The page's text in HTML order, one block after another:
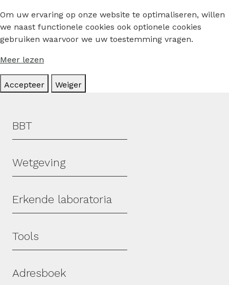
Om uw ervaring op onze website te optimaliseren, willen
we naast functionele cookies ook optionele cookies
gebruiken waarvoor we uw toestemming vragen.
Meer lezen
Accepteer Weiger
Hoofdmenu
BBT
Wetgeving
Erkende laboratoria
Tools
Adresboek